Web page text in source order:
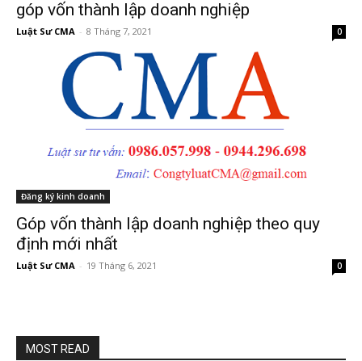
góp vốn thành lập doanh nghiệp
Luật Sư CMA - 8 Tháng 7, 2021 0
Đăng ký kinh doanh
Góp vốn thành lập doanh nghiệp theo quy
định mới nhất
Luật Sư CMA - 19 Tháng 6, 2021 0
MOST READ